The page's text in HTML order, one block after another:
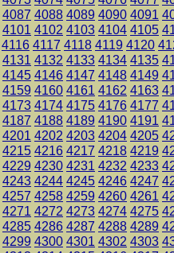
4087 4088 4089 4090 4091
4101 4102 4103 4104 4105
4116 4117 4118 4119 4120
4131 4132 4133 4134 4135
4145 4146 4147 4148 4149
4159 4160 4161 4162 4163
4173 4174 4175 4176 4177
4187 4188 4189 4190 4191
4201 4202 4203 4204 4205
4215 4216 4217 4218 4219
4229 4230 4231 4232 4233
4243 4244 4245 4246 4247
4257 4258 4259 4260 4261
4271 4272 4273 4274 4275
4285 4286 4287 4288 4289
4299 4300 4301 4302 4303